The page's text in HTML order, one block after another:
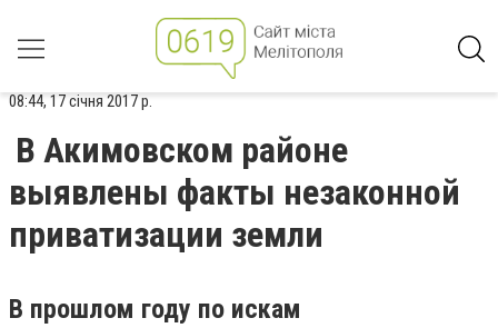
08:44, 17 січня 2017 р.
В Акимовском районе
выявлены факты незаконной
приватизации земли
В прошлом году по искам